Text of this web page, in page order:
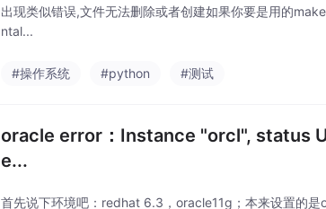
出现类似错误,文件无法删除或者创建如果你要是用的
ntal...
#操作系统 #python #测试
oracle error：Instance "orcl", status
e...
首先说下环境吧：redhat 6.3，oracle11g；本来设置的